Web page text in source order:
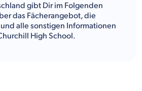
gibt Dir im Folgenden
das Fächerangebot, die
alle sonstigen Informationen
High School.